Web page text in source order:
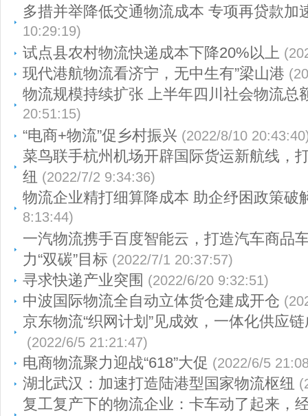
多措并举降低交通物流成本 专项再贷款加
10:29:19)
试点县农村物流快递成本下降20%以上
现代港航物流看济宁，无中生有”梁山港
物流规模持续扩张 上半年四川社会物流总
20:51:15)
“电商+物流”促乡村振兴 (2022/8/10
菜鸟联手杭州机场开辟国际货运新航线，
纽 (2022/7/2 9:34:36)
物流企业精打细算降成本 助企纾困政策破
8:13:44)
一汽物流携手百度智能云，打造汽车商品
力“双碳”目标 (2022/7/1 20:37:57)
寻求快递产业突围 (2022/6/20 9:32:51)
中波国际物流全自动立体货仓建成开仓
京东物流“织网计划”见成效，一体化供应
(2022/6/5 21:21:47)
电商物流聚力迎战“618”大促 (2022/6/5
湖北武汉：加速打造陆港型国家物流枢纽
复工复产下的物流企业：卡车动了起来，